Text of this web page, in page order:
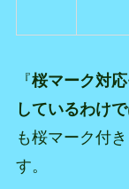
『桜マーク対
しているわけ
も桜マーク付
す。